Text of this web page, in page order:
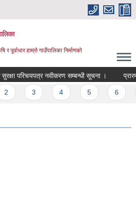
र पूर्वाधार हाम्रो गाउँपालिका निर्माणको
परिचयपत्र नवीकरण सम्बन्धी सूचना ।